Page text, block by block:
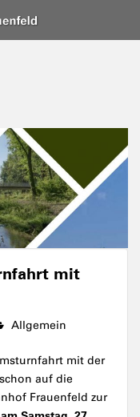
mit
Allgemein
mit der
auf die
Frauenfeld zur